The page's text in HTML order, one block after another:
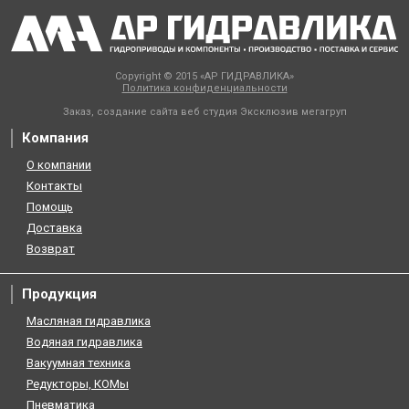
Copyright © 2015 «АР ГИДРАВЛИКА»
Политика конфиденциальности
Заказ, создание сайта веб студия Эксклюзив мегагруп
Компания
О компании
Контакты
Помощь
Доставка
Возврат
Продукция
Масляная гидравлика
Водяная гидравлика
Вакуумная техника
Редукторы, КОМы
Пневматика